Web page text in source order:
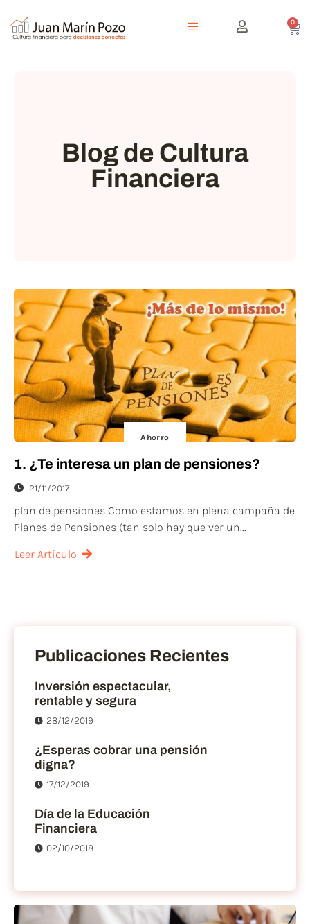
0
Blog de Cultura
Financiera
Ahorro
1. ¿Te interesa un plan de pensiones?
21/11/2017
plan de pensiones Como estamos en plena campaña de
Planes de Pensiones (tan solo hay que ver un...
Leer Artículo
Publicaciones Recientes
Inversión espectacular,
rentable y segura
28/12/2019
¿Esperas cobrar una pensión
digna?
17/12/2019
Día de la Educación
Financiera
02/10/2018